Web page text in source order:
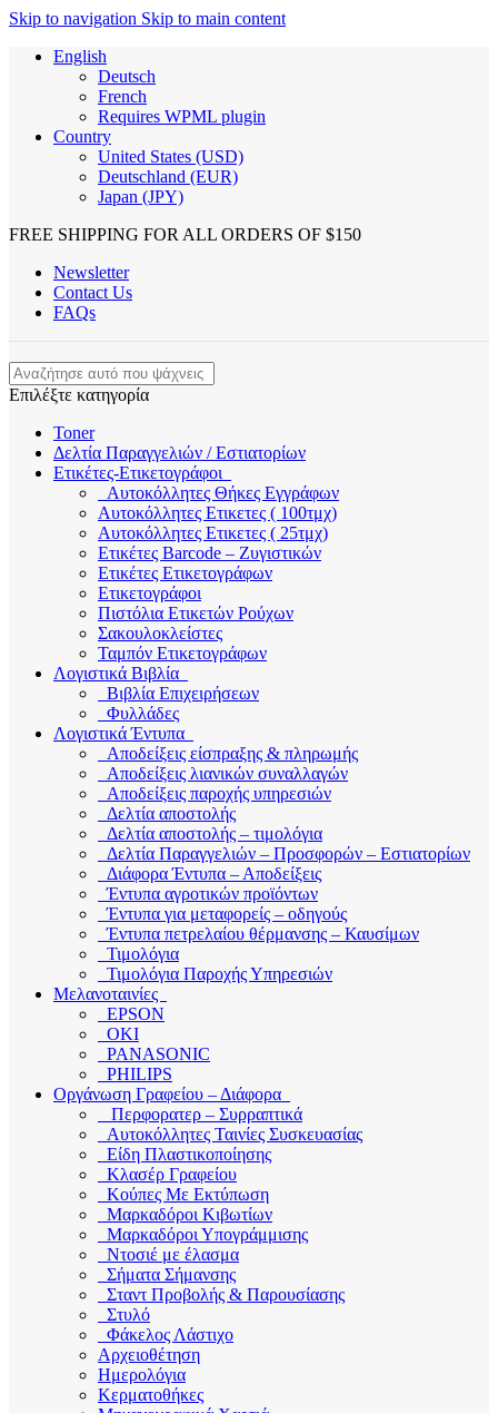
Skip to navigation Skip to main content
English
Deutsch
French
Requires WPML plugin
Country
United States (USD)
Deutschland (EUR)
Japan (JPY)
FREE SHIPPING FOR ALL ORDERS OF $150
Newsletter
Contact Us
FAQs
Επιλέξτε κατηγορία
Toner
Δελτία Παραγγελιών / Εστιατορίων
Ετικέτες-Ετικετογράφοι
Αυτοκόλλητες Θήκες Εγγράφων
Αυτοκόλλητες Ετικετες ( 100τμχ)
Αυτοκόλλητες Ετικετες ( 25τμχ)
Ετικέτες Barcode – Ζυγιστικών
Ετικέτες Ετικετογράφων
Ετικετογράφοι
Πιστόλια Ετικετών Ρούχων
Σακουλοκλείστες
Ταμπόν Ετικετογράφων
Λογιστικά Βιβλία
Βιβλία Επιχειρήσεων
Φυλλάδες
Λογιστικά Έντυπα
Αποδείξεις είσπραξης & πληρωμής
Αποδείξεις λιανικών συναλλαγών
Αποδείξεις παροχής υπηρεσιών
Δελτία αποστολής
Δελτία αποστολής – τιμολόγια
Δελτία Παραγγελιών – Προσφορών – Εστιατορίων
Διάφορα Έντυπα – Αποδείξεις
Έντυπα αγροτικών προϊόντων
Έντυπα για μεταφορείς – οδηγούς
Έντυπα πετρελαίου θέρμανσης – Καυσίμων
Τιμολόγια
Τιμολόγια Παροχής Υπηρεσιών
Μελανοταινίες
EPSON
OKI
PANASONIC
PHILIPS
Οργάνωση Γραφείου – Διάφορα
Περφορατερ – Συρραπτικά
Αυτοκόλλητες Ταινίες Συσκευασίας
Είδη Πλαστικοποίησης
Κλασέρ Γραφείου
Κούπες Με Εκτύπωση
Μαρκαδόροι Κιβωτίων
Μαρκαδόροι Υπογράμμισης
Ντοσιέ με έλασμα
Σήματα Σήμανσης
Σταντ Προβολής & Παρουσίασης
Στυλό
Φάκελος Λάστιχο
Αρχειοθέτηση
Ημερολόγια
Κερματοθήκες